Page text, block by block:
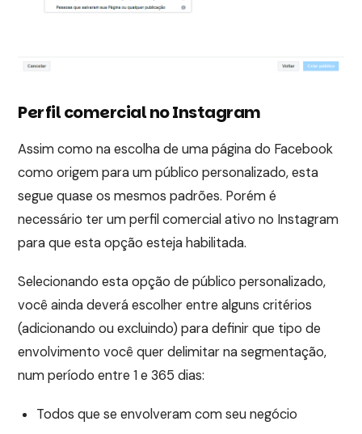
Perfil comercial no Instagram
Assim como na escolha de uma página do Facebook
como origem para um público personalizado, esta
segue quase os mesmos padrões. Porém é
necessário ter um perfil comercial ativo no Instagram
para que esta opção esteja habilitada.
Selecionando esta opção de público personalizado,
você ainda deverá escolher entre alguns critérios
(adicionando ou excluindo) para definir que tipo de
envolvimento você quer delimitar na segmentação,
num período entre 1 e 365 dias:
Todos que se envolveram com seu negócio